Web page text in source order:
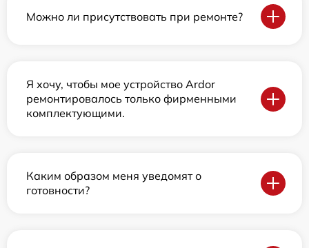
Можно ли присутствовать при ремонте?
Я хочу, чтобы мое устройство Ardor
ремонтировалось только фирменными
комплектующими.
Каким образом меня уведомят о
готовности?